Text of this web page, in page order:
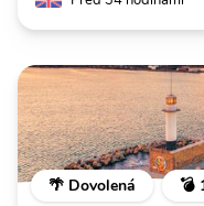
🌴 Dovolená 💣